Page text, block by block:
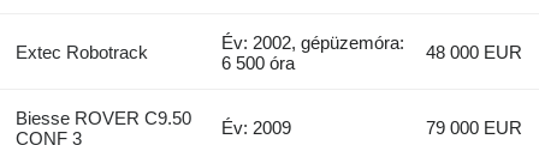
Extec Robotrack
Év: 2002, gépüzemóra:
6 500 óra
48 000 EUR
Biesse ROVER C9.50
CONF 3
Év: 2009 79 000 EUR